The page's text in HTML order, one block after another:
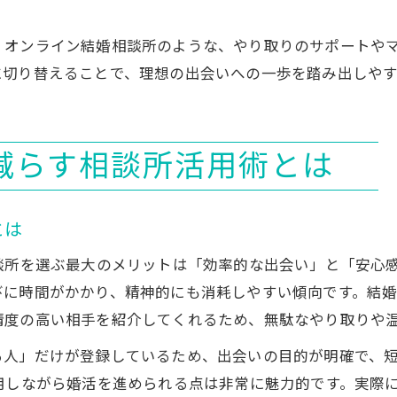
ンライン結婚相談所のような、やり取りのサポート
り替えることで、理想の出会いへの一歩を踏み出しや
す相談所活用術とは
を選ぶ最大のメリットは「効率的な出会い」と「安
時間がかかり、精神的にも消耗しやすい傾向です。結
の高い相手を紹介してくれるため、無駄なやり取りや
」だけが登録しているため、出会いの目的が明確で、
ながら婚活を進められる点は非常に魅力的です。実